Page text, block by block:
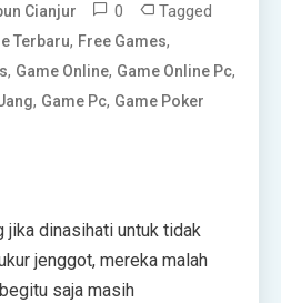
Cianjur 0 Tagged
Terbaru, Free Games,
, Game Online, Game Online Pc,
, Game Pc, Game Poker
jika dinasihati untuk tidak
jenggot, mereka malah
saja masih